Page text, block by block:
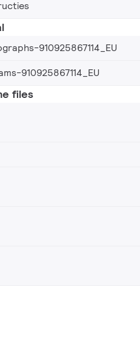
910925867114_EU
910925867114_EU
files